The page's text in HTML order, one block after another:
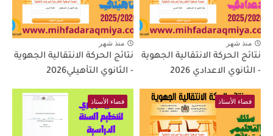
منذ شهر
نتائج الحركة الانتقالية الجهوية
- الثانوي الاعدادي 2026
منذ شهر
نتائج الحركة الانتقالية الجهوية
- الثانوي التأهيلي2026
فضاء الأستاذ فضاء الأستاذ